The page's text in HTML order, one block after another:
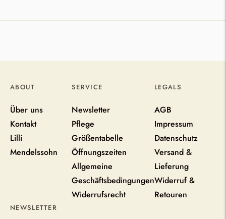
legen
ABOUT
Über uns
Kontakt
Lilli
Mendelssohn
SERVICE
Newsletter
Pflege
Größentabelle
Öffnungszeiten
Allgemeine
Geschäftsbedingungen
Widerrufsrecht
LEGALS
AGB
Impressum
Datenschutz
Versand &
Lieferung
Widerruf &
Retouren
NEWSLETTER